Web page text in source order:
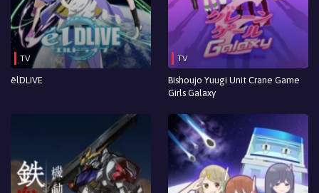
TV
ēlDLIVE
TV
Bishoujo Yuugi Unit Crane Game
Girls Galaxy